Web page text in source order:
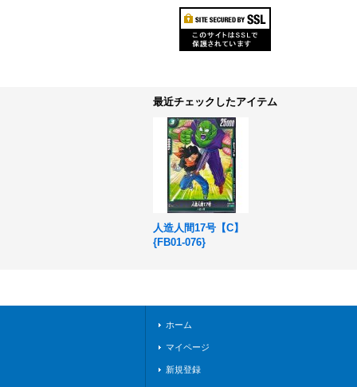
最近チェックしたアイテム
人造人間17号【C】
{FB01-076}
ホーム
マイページ
新規登録